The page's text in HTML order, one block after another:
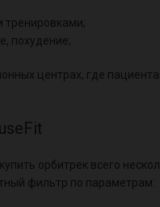
похудение;
центрах, где
орбитрек всего
фильтр по параметрам: